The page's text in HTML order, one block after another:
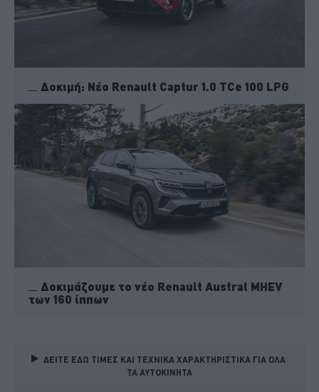
Δοκιμή: Νέο Renault Captur 1.0 TCe 100 LPG
Δοκιμάζουμε το νέο Renault Austral MHEV
των 160 ίππων
ΔΕΙΤΕ ΕΔΩ ΤΙΜΕΣ ΚΑΙ ΤΕΧΝΙΚΑ ΧΑΡΑΚΤΗΡΙΣΤΙΚΑ ΓΙΑ ΟΛΑ
ΤΑ ΑΥΤΟΚΙΝΗΤΑ